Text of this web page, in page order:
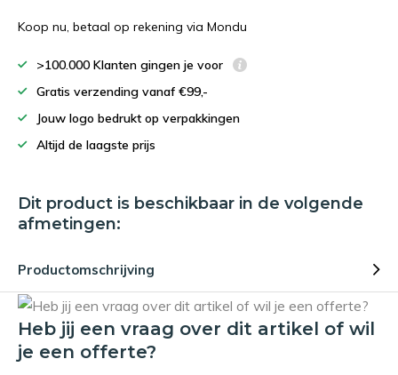
Koop nu, betaal op rekening via Mondu
>100.000 Klanten gingen je voor
Gratis verzending vanaf €99,-
Jouw logo bedrukt op verpakkingen
Altijd de laagste prijs
Dit product is beschikbaar in de volgende
afmetingen:
Productomschrijving
Heb jij een vraag over dit artikel of wil
je een offerte?